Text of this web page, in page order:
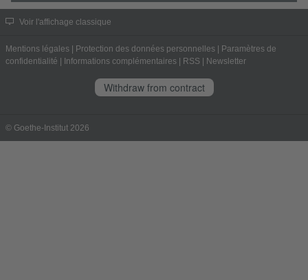
Voir l'affichage classique
Mentions légales Protection des données personnelles
Paramètres de
confidentialité
Informations complémentaires RSS Newsletter
Withdraw from contract
© Goethe-Institut 2026